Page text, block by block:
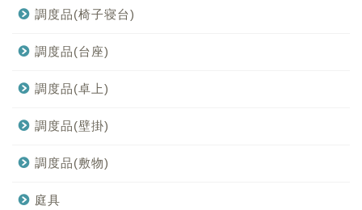
調度品(椅子寝台)
調度品(台座)
調度品(卓上)
調度品(壁掛)
調度品(敷物)
庭具